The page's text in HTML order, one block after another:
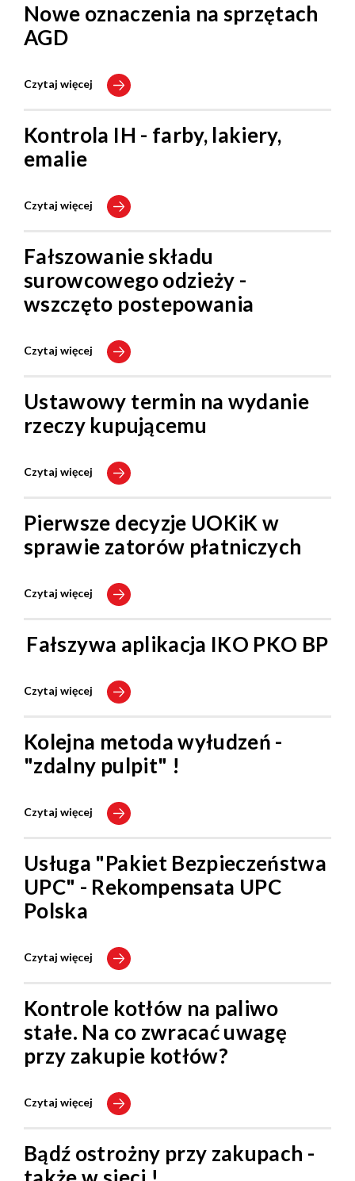
Nowe oznaczenia na sprzętach
AGD
Czytaj więcej
Kontrola IH - farby, lakiery,
emalie
Czytaj więcej
Fałszowanie składu
surowcowego odzieży -
wszczęto postepowania
Czytaj więcej
Ustawowy termin na wydanie
rzeczy kupującemu
Czytaj więcej
Pierwsze decyzje UOKiK w
sprawie zatorów płatniczych
Czytaj więcej
Fałszywa aplikacja IKO PKO BP
Czytaj więcej
Kolejna metoda wyłudzeń -
"zdalny pulpit" !
Czytaj więcej
Usługa "Pakiet Bezpieczeństwa
UPC" - Rekompensata UPC
Polska
Czytaj więcej
Kontrole kotłów na paliwo
stałe. Na co zwracać uwagę
przy zakupie kotłów?
Czytaj więcej
Bądź ostrożny przy zakupach -